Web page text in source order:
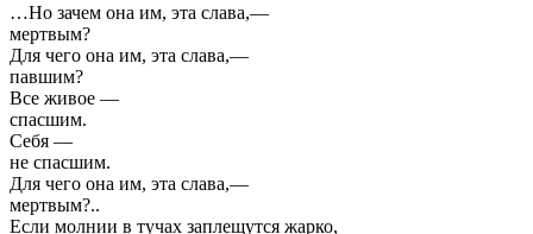
…Но зачем она им, эта слава,—
мертвым?
Для чего она им, эта слава,—
павшим?
Все живое —
спасшим.
Себя —
не спасшим.
Для чего она им, эта слава,—
мертвым?..
Если молнии в тучах заплещутся жарко,